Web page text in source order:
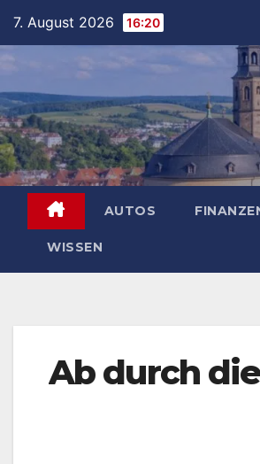
content
7. August 2026 16:20
AUTOS
WISSEN
Ab durch